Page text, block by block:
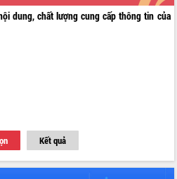
dung, chất lượng cung cấp thông tin của
Kết quả